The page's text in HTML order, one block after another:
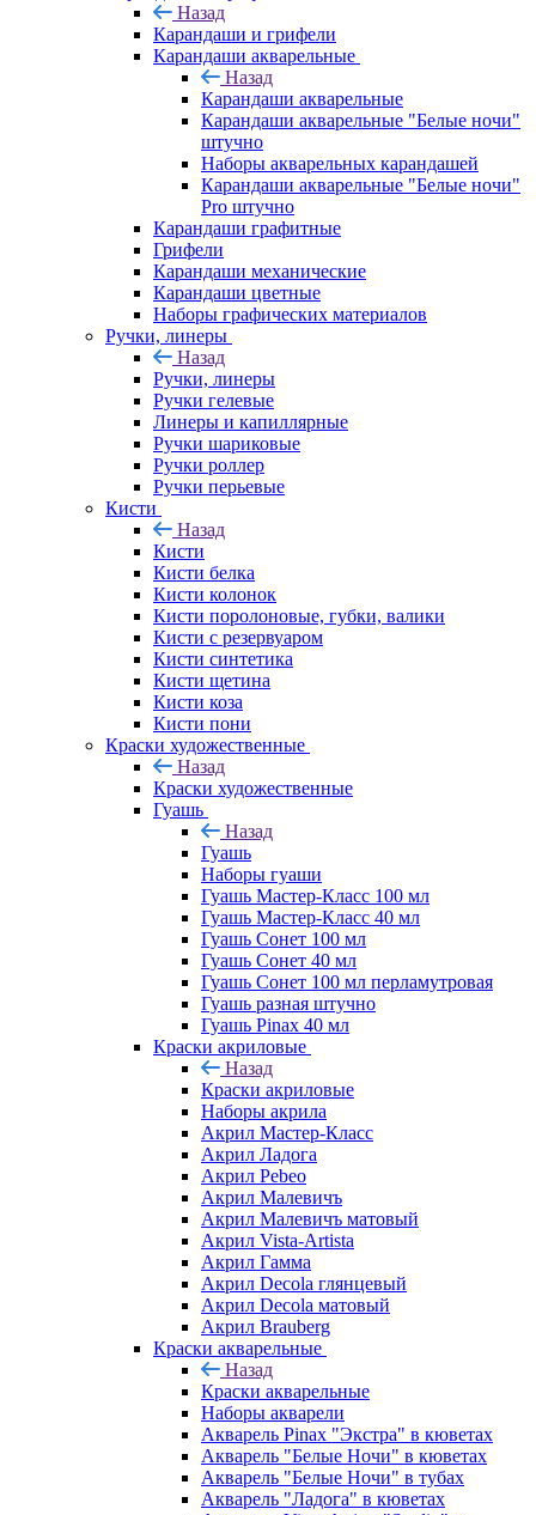
Назад
Карандаши и грифели
Карандаши акварельные
Назад
Карандаши акварельные
Карандаши акварельные "Белые ночи"
штучно
Наборы акварельных карандашей
Карандаши акварельные "Белые ночи"
Pro штучно
Карандаши графитные
Грифели
Карандаши механические
Карандаши цветные
Наборы графических материалов
Ручки, линеры
Назад
Ручки, линеры
Ручки гелевые
Линеры и капиллярные
Ручки шариковые
Ручки роллер
Ручки перьевые
Кисти
Назад
Кисти
Кисти белка
Кисти колонок
Кисти поролоновые, губки, валики
Кисти с резервуаром
Кисти синтетика
Кисти щетина
Кисти коза
Кисти пони
Краски художественные
Назад
Краски художественные
Гуашь
Назад
Гуашь
Наборы гуаши
Гуашь Мастер-Класс 100 мл
Гуашь Мастер-Класс 40 мл
Гуашь Сонет 100 мл
Гуашь Сонет 40 мл
Гуашь Сонет 100 мл перламутровая
Гуашь разная штучно
Гуашь Pinax 40 мл
Краски акриловые
Назад
Краски акриловые
Наборы акрила
Акрил Мастер-Класс
Акрил Ладога
Акрил Pebeo
Акрил Малевичъ
Акрил Малевичъ матовый
Акрил Vista-Artista
Акрил Гамма
Акрил Decola глянцевый
Акрил Decola матовый
Акрил Brauberg
Краски акварельные
Назад
Краски акварельные
Наборы акварели
Акварель Pinax "Экстра" в кюветах
Акварель "Белые Ночи" в кюветах
Акварель "Белые Ночи" в тубах
Акварель "Ладога" в кюветах